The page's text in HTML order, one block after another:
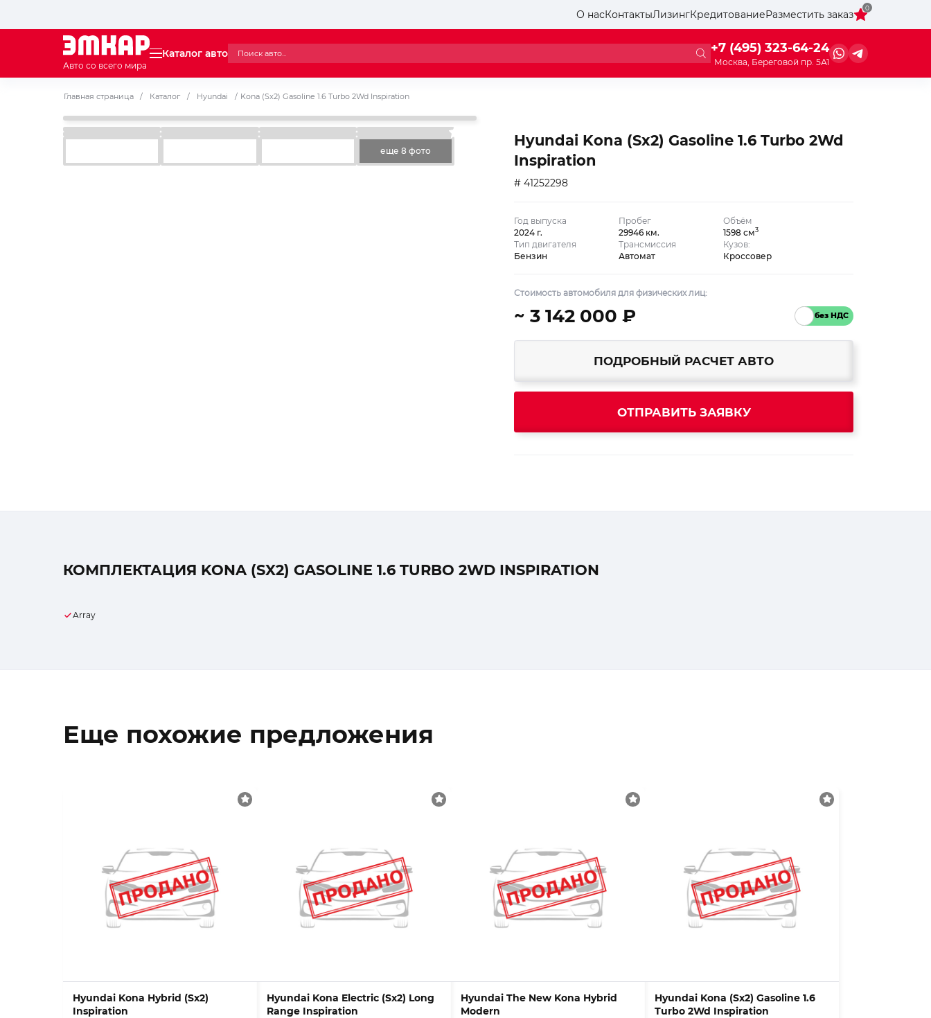
О насКонтактыЛизингКредитованиеРазместить заказ
0
Авто со всего мира
Каталог авто +7 (495) 323-64-24
Москва, Береговой пр. 5А1
Главная страница / Каталог / Hyundai / Kona (Sx2) Gasoline 1.6 Turbo 2Wd Inspiration
еще 8 фото
Hyundai Kona (Sx2) Gasoline 1.6 Turbo 2Wd
Inspiration
# 41252298
Год выпуска
2024 г.
Пробег
29946 км.
Объём
1598 см3
Тип двигателя
Бензин
Трансмиссия
Автомат
Кузов:
Кроссовер
Стоимость автомобиля для физических лиц:
~ 3 142 000 ₽
ПОДРОБНЫЙ РАСЧЕТ АВТО
ОТПРАВИТЬ ЗАЯВКУ
КОМПЛЕКТАЦИЯ KONA (SX2) GASOLINE 1.6 TURBO 2WD INSPIRATION
Array
Еще похожие предложения
Hyundai Kona Hybrid (Sx2)
Inspiration
Hyundai Kona Electric (Sx2) Long
Range Inspiration
Hyundai The New Kona Hybrid
Modern
Hyundai Kona (Sx2) Gasoline 1.6
Turbo 2Wd Inspiration